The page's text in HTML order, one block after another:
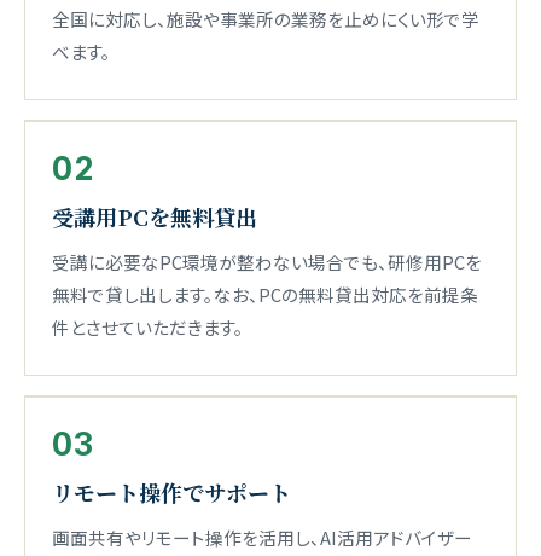
全国に対応し、施設や事業所の業務を止めにくい形で学
べます。
02
受講用PCを無料貸出
受講に必要なPC環境が整わない場合でも、研修用PCを
無料で貸し出します。なお、PCの無料貸出対応を前提条
件とさせていただきます。
03
リモート操作でサポート
画面共有やリモート操作を活用し、AI活用アドバイザー